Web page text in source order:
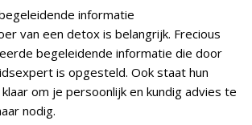
informatie
van een detox is belangrijk. Frecious
begeleidende informatie die door
is opgesteld. Ook staat hun
om je persoonlijk en kundig advies te
nodig.